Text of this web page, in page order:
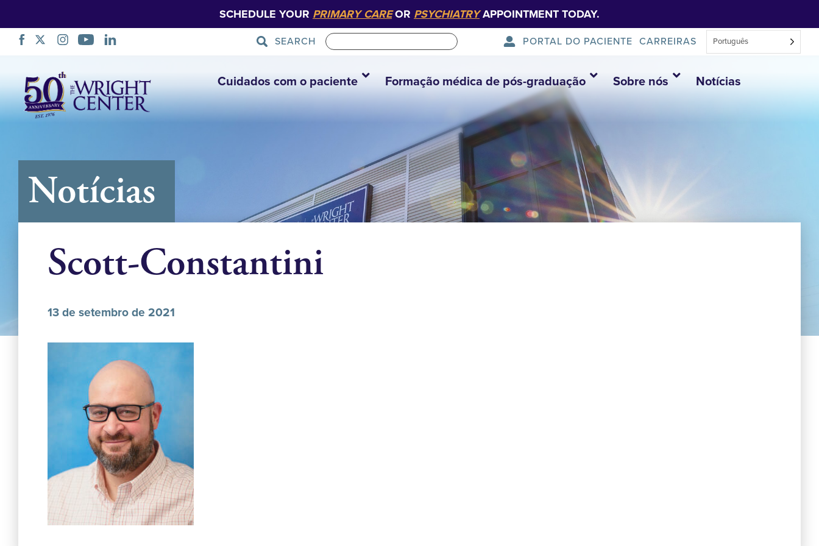
SCHEDULE YOUR PRIMARY CAREOR PSYCHIATRYAPPOINTMENT TODAY.
SEARCH PORTAL DO PACIENTE CARREIRAS Português
navegação
Cuidados com o paciente Formação médica de pós-graduação Sobre nós Notícias
Notícias
Scott-Constantini
13 de setembro de 2021